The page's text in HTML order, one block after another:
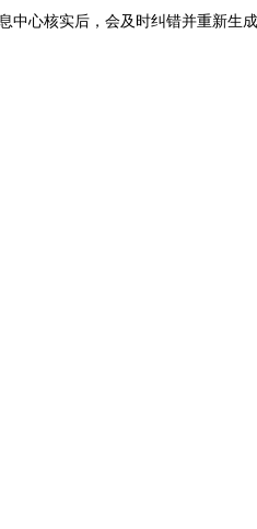
心核实后，会及时纠错并重新生成